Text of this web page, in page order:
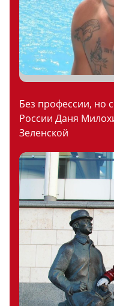
Без профессии, но
России Даня
Зеленской